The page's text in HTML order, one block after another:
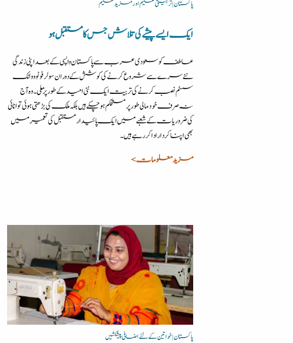
پاکستان | تربیتی تعلیم اور مزید تعلیم
ایک ایسے پیشے کی تلاش جس کا مستقبل ہو
عاطف کو سعودی عرب سے پاکستان واپسی کے بعد اپنی زندگی
نئے سرے سے شروع کرنے کی کوشش کے دوران سولر فوٹو وولٹک
سسٹم نصب کرنے کی تربیت ایک نئی امید کے طور پرملی۔ وہ آج
نہ صرف خود مالی طور پر مستحکم ہو چکے ہیں بلکہ ملک کی بڑھتی ہوئی توانائی
کی ضروریات کے شعبے میں ایک پائیدار مستقبل کی تعمیر میں
بھی اپنا کردار ادا کر رہے ہیں۔
مزید معلومات >
پاکستان | خواتین کے لئے اضافی پیشکشیں